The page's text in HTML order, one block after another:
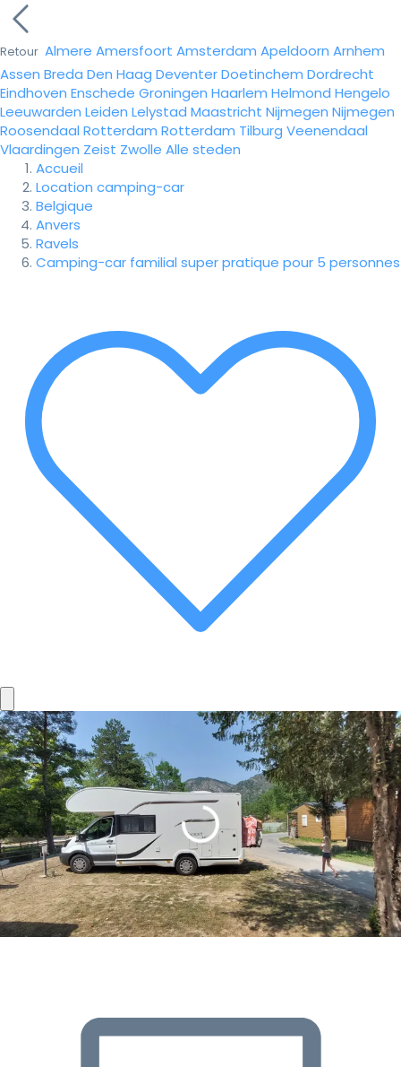
Retour Almere Amersfoort Amsterdam Apeldoorn Arnhem
Assen Breda Den Haag DeventerDoetinchem Dordrecht
Eindhoven Enschede Groningen Haarlem Helmond Hengelo
Leeuwarden Leiden Lelystad Maastricht Nijmegen Nijmegen
Roosendaal Rotterdam Rotterdam Tilburg Veenendaal
Vlaardingen Zeist Zwolle Alle steden
Accueil
Location camping-car
Belgique
Anvers
Ravels
Camping-car familial super pratique pour 5 personnes